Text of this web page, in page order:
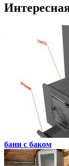
бани с баком